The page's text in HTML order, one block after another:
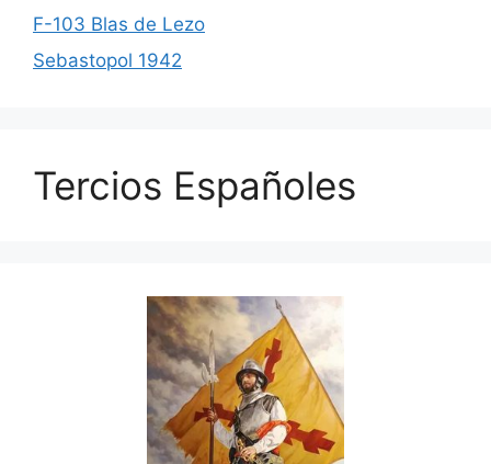
F-103 Blas de Lezo
Sebastopol 1942
Tercios Españoles